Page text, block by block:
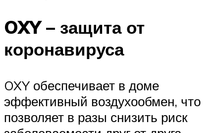
OXY – защита от
коронавируса
OXY обеспечивает в доме
эффективный воздухообмен, что
позволяет в разы снизить риск